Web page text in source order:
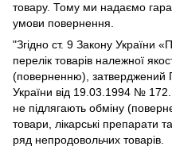
товару. Тому ми надаємо
умови повернення.
"Згідно ст. 9 Закону України
перелік товарів належної
(поверненню), затверджений
України від 19.03.1994 №
не підлягають обміну
товари, лікарські препарати
ряд непродовольчих товарів.